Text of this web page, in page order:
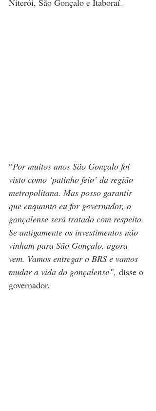
“Por muitos anos São Gonçalo foi
visto como ‘patinho feio’ da região
metropolitana. Mas posso garantir
que enquanto eu for governador, o
gonçalense será tratado com respeito.
Se antigamente os investimentos não
vinham para São Gonçalo, agora
vem. Vamos entregar o BRS e vamos
mudar a vida do gonçalense”, disse o
governador.